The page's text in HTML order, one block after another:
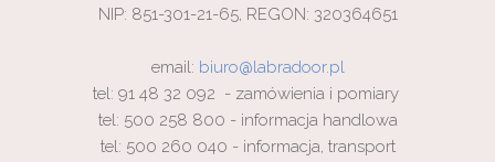
NIP: 851-301-21-65, REGON: 320364651
email: biuro@labradoor.pl
tel: 91 48 32 092 - zamówienia i pomiary
tel: 500 258 800 - informacja handlowa
tel: 500 260 040 - informacja, transport